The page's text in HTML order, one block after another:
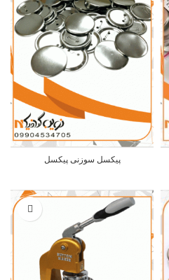
پیکسل سوزنی پیکسل